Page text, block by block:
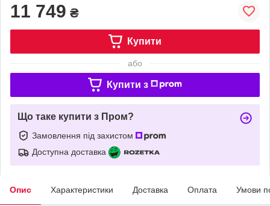
11 749 ₴
Купити
або
Купити з
Що таке купити з Пром?
Замовлення під захистом
Доступна доставка
Опис Характеристики Доставка Оплата Умови